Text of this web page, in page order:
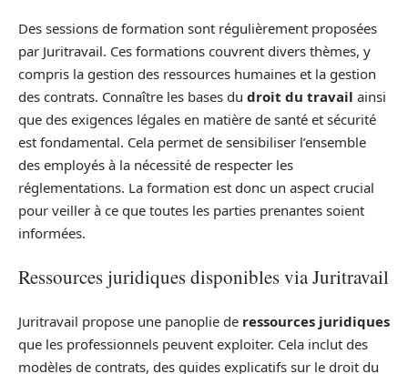
Des sessions de formation sont régulièrement proposées
par Juritravail. Ces formations couvrent divers thèmes, y
compris la gestion des ressources humaines et la gestion
des contrats. Connaître les bases du droit du travail ainsi
que des exigences légales en matière de santé et sécurité
est fondamental. Cela permet de sensibiliser l’ensemble
des employés à la nécessité de respecter les
réglementations. La formation est donc un aspect crucial
pour veiller à ce que toutes les parties prenantes soient
informées.
Ressources juridiques disponibles via Juritravail
Juritravail propose une panoplie de ressources juridiques
que les professionnels peuvent exploiter. Cela inclut des
modèles de contrats, des guides explicatifs sur le droit du